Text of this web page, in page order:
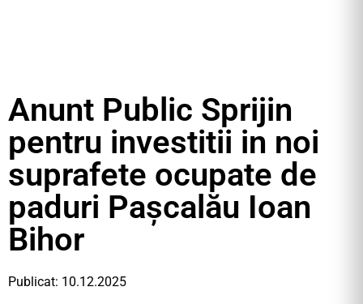
Anunt Public Sprijin
pentru investitii in noi
suprafete ocupate de
paduri Pașcalău Ioan
Bihor
Publicat: 10.12.2025